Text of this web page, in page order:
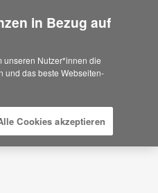
States?
see Products we sell in
in Bezug auf
unseren Nutzer*innen die
und das beste Webseiten-
Cookies akzeptieren